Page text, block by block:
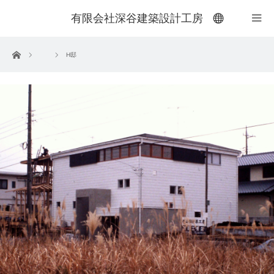
有限会社深谷建築設計工房
ホーム H邸